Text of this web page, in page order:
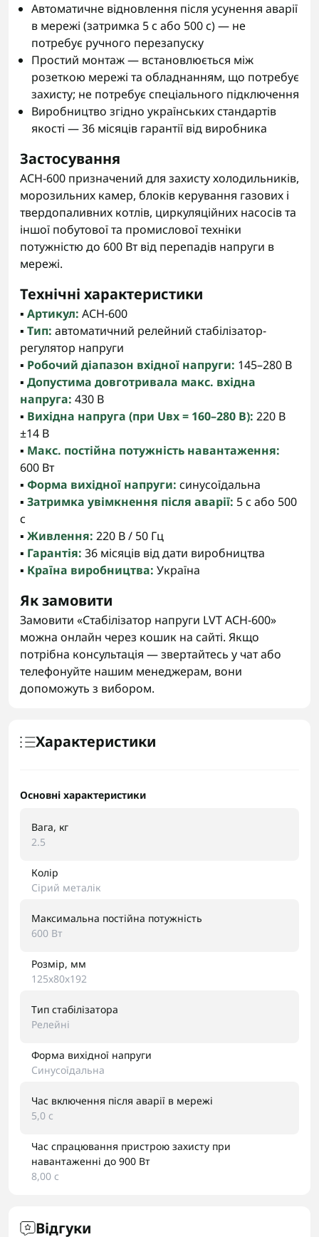
Автоматичне відновлення після усунення аварії
в мережі (затримка 5 с або 500 с) — не
потребує ручного перезапуску
Простий монтаж — встановлюється між
розеткою мережі та обладнанням, що потребує
захисту; не потребує спеціального підключення
Виробництво згідно українських стандартів
якості — 36 місяців гарантії від виробника
Застосування
АСН-600 призначений для захисту холодильників,
морозильних камер, блоків керування газових і
твердопаливних котлів, циркуляційних насосів та
іншої побутової та промислової техніки
потужністю до 600 Вт від перепадів напруги в
мережі.
Технічні характеристики
▪️ Артикул: АСН-600
▪️ Тип: автоматичний релейний стабілізатор-
регулятор напруги
▪️ Робочий діапазон вхідної напруги: 145–280 В
▪️ Допустима довготривала макс. вхідна
напруга: 430 В
▪️ Вихідна напруга (при Uвх = 160–280 В): 220 В
±14 В
▪️ Макс. постійна потужність навантаження:
600 Вт
▪️ Форма вихідної напруги: синусоїдальна
▪️ Затримка увімкнення після аварії: 5 с або 500
с
▪️ Живлення: 220 В / 50 Гц
▪️ Гарантія: 36 місяців від дати виробництва
▪️ Країна виробництва: Україна
Як замовити
Замовити «Стабілізатор напруги LVT АСН-600»
можна онлайн через кошик на сайті. Якщо
потрібна консультація — звертайтесь у чат або
телефонуйте нашим менеджерам, вони
допоможуть з вибором.
Характеристики
Основні характеристики
Вага, кг
2.5
Колір
Сірий металік
Максимальна постійна потужність
600 Вт
Розмір, мм
125х80х192
Тип стабілізатора
Релейні
Форма вихідної напруги
Синусоїдальна
Час включення після аварії в мережі
5,0 с
Час спрацювання пристрою захисту при
навантаженні до 900 Вт
8,00 с
Відгуки